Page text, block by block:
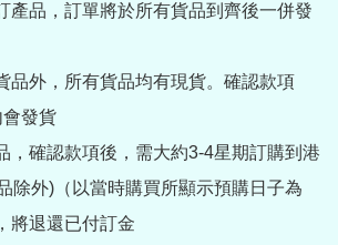
產品，訂單將於所有貨品到齊後一併發
品外，所有貨品均有現貨。確認款項
發貨
，確認款項後，需大約3-4星期訂購到港
除外)（以當時購買所顯示預購日子為
將退還已付訂金